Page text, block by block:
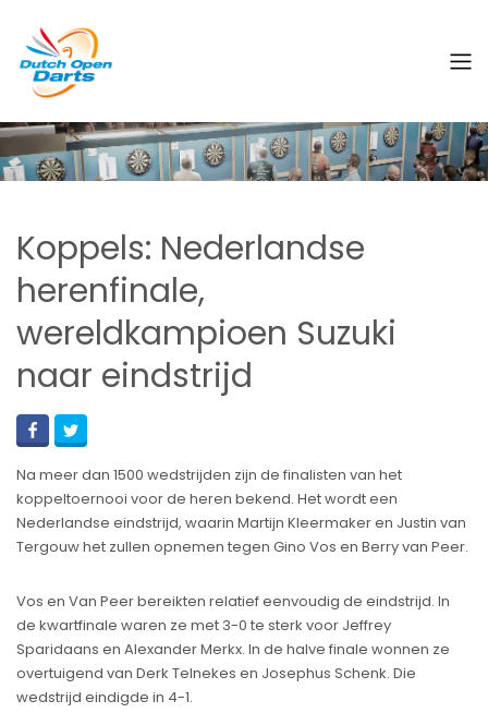
Koppels: Nederlandse
herenfinale,
wereldkampioen Suzuki
naar eindstrijd
Na meer dan 1500 wedstrijden zijn de finalisten van het
koppeltoernooi voor de heren bekend. Het wordt een
Nederlandse eindstrijd, waarin Martijn Kleermaker en Justin van
Tergouw het zullen opnemen tegen Gino Vos en Berry van Peer.
Vos en Van Peer bereikten relatief eenvoudig de eindstrijd. In
de kwartfinale waren ze met 3-0 te sterk voor Jeffrey
Sparidaans en Alexander Merkx. In de halve finale wonnen ze
overtuigend van Derk Telnekes en Josephus Schenk. Die
wedstrijd eindigde in 4-1.